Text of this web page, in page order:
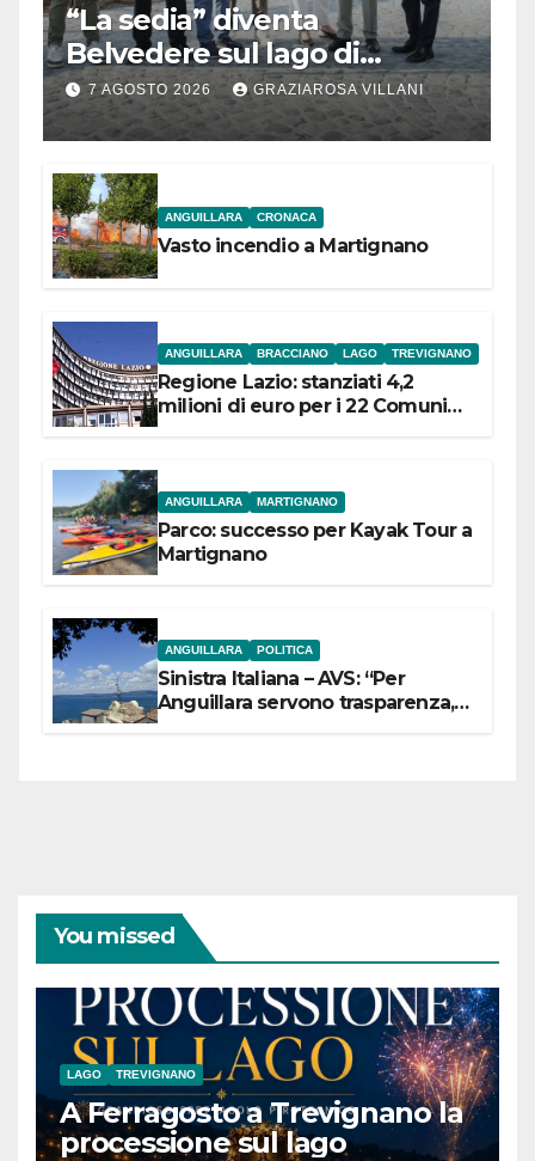
“La sedia” diventa
Belvedere sul lago di
Bracciano: ieri
l’inaugurazione
7 AGOSTO 2026 GRAZIAROSA VILLANI
ANGUILLARA CRONACA
Vasto incendio a Martignano
ANGUILLARA BRACCIANO LAGO TREVIGNANO
Regione Lazio: stanziati 4,2
milioni di euro per i 22 Comuni
ANGUILLARA MARTIGNANO
Parco: successo per Kayak Tour a
Martignano
ANGUILLARA POLITICA
Sinistra Italiana – AVS: “Per
Anguillara servono trasparenza,
You missed
LAGO TREVIGNANO
A Ferragosto a Trevignano la
processione sul lago